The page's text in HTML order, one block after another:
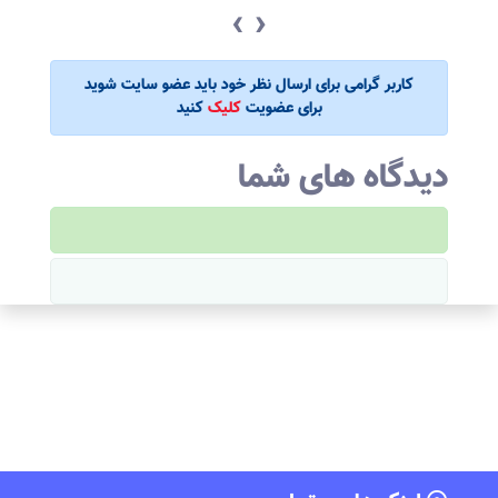
‹ ›
کاربر گرامی برای ارسال نظر خود باید عضو سایت شوید
برای عضویتکلیککنید
دیدگاه های شما